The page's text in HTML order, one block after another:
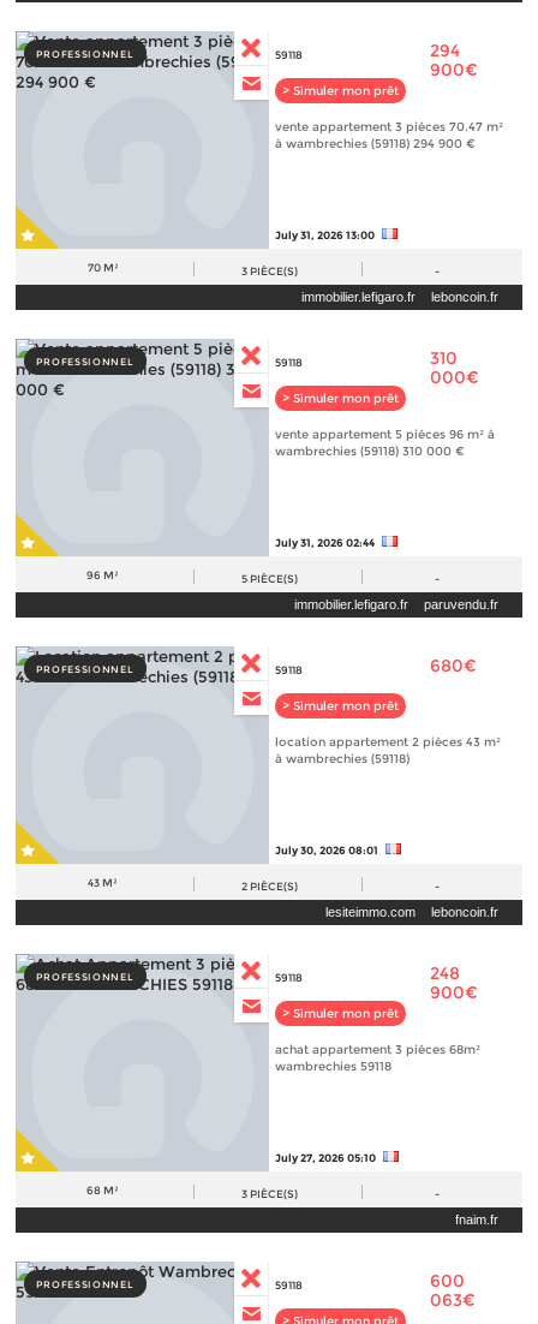
PROFESSIONNEL 59118
> Simuler mon prêt
294
900€
vente appartement 3 pièces 70.47 m²
à wambrechies (59118) 294 900 €
July 31, 2026 13:00
70 M² 3 PIÈCE(S) -
immobilier.lefigaro.fr leboncoin.fr
PROFESSIONNEL 59118
> Simuler mon prêt
310
000€
vente appartement 5 pièces 96 m² à
wambrechies (59118) 310 000 €
July 31, 2026 02:44
96 M² 5 PIÈCE(S) -
immobilier.lefigaro.fr paruvendu.fr
PROFESSIONNEL 59118
> Simuler mon prêt
680€
location appartement 2 pièces 43 m²
à wambrechies (59118)
July 30, 2026 08:01
43 M² 2 PIÈCE(S) -
lesiteimmo.com leboncoin.fr
PROFESSIONNEL 59118
> Simuler mon prêt
248
900€
achat appartement 3 pièces 68m²
wambrechies 59118
July 27, 2026 05:10
68 M² 3 PIÈCE(S) -
fnaim.fr
PROFESSIONNEL 59118
600
063€